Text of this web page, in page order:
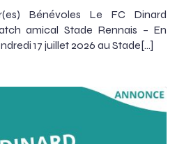
Bénévoles Le FC Dinard
amical Stade Rennais – En
17 juillet 2026 au Stade[…]